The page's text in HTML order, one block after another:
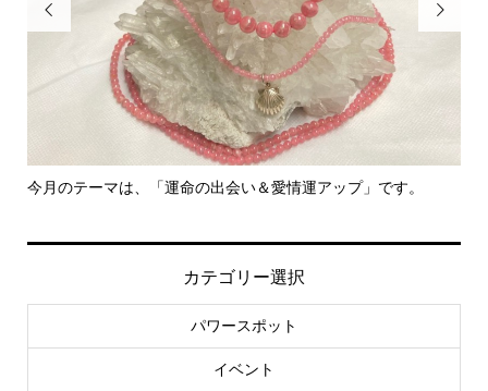

今月のテーマは、「運命の出会い＆愛情運アップ」です。

カテゴリー選択
パワースポット
イベント